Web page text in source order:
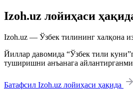
Izoh.uz лойиҳаси
Izoh.uz — Ўзбек тилининг халқона
Йиллар давомида “Ўзбек тили
туширишни анъанага
Батафсил Izoh.uz лойиҳаси ҳақида